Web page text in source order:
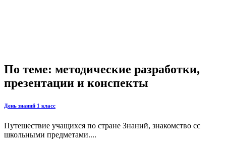
По теме: методические разработки,
презентации и конспекты
День знаний 1 класс
Путешествие учащихся по стране Знаний, знакомство сс
школьными предметами....